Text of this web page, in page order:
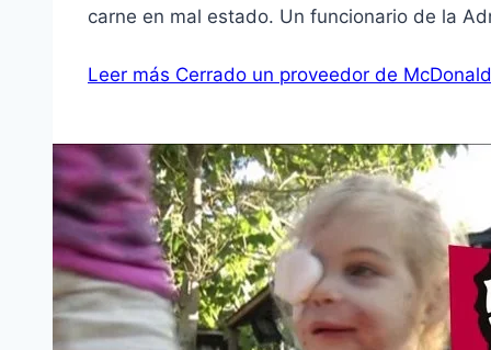
carne en mal estado. Un funcionario de la
Leer más Cerrado un proveedor de